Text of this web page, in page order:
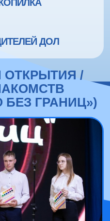
ДОЛ
/
БЕЗ ГРАНИЦ»)